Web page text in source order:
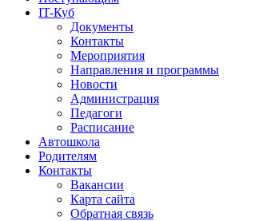
IT-Куб
Документы
Контакты
Мероприятия
Направления и программы
Новости
Администрация
Педагоги
Расписание
Автошкола
Родителям
Контакты
Вакансии
Карта сайта
Обратная связь